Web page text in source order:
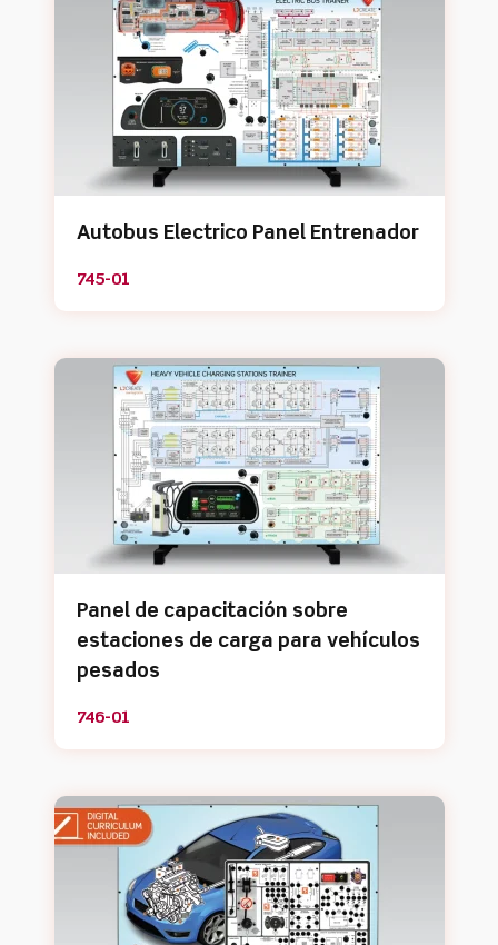
Autobus Electrico Panel Entrenador
745-01
Panel de capacitación sobre
estaciones de carga para vehículos
pesados
746-01